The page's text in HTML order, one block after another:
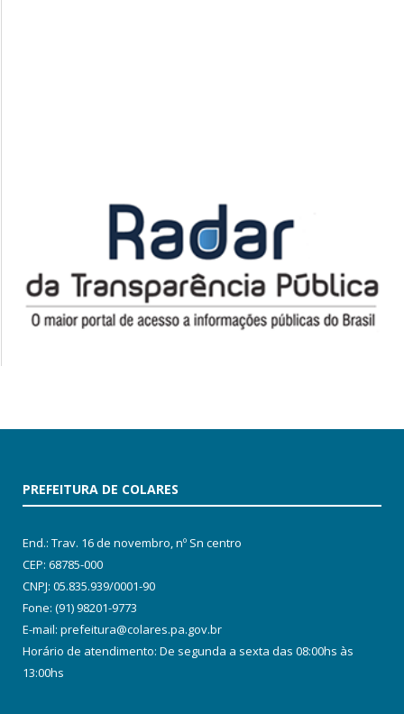
PREFEITURA DE COLARES
End.: Trav. 16 de novembro, nº Sn centro
CEP: 68785-000
CNPJ: 05.835.939/0001-90
Fone: (91) 98201-9773
E-mail: prefeitura@colares.pa.gov.br
Horário de atendimento: De segunda a sexta das 08:00hs às
13:00hs